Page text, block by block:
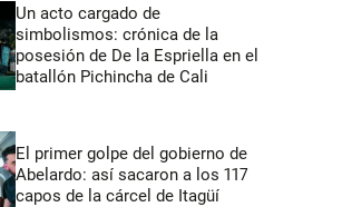
Un acto cargado de
simbolismos: crónica de la
posesión de De la Espriella en el
batallón Pichincha de Cali
El primer golpe del gobierno de
Abelardo: así sacaron a los 117
capos de la cárcel de Itagüí